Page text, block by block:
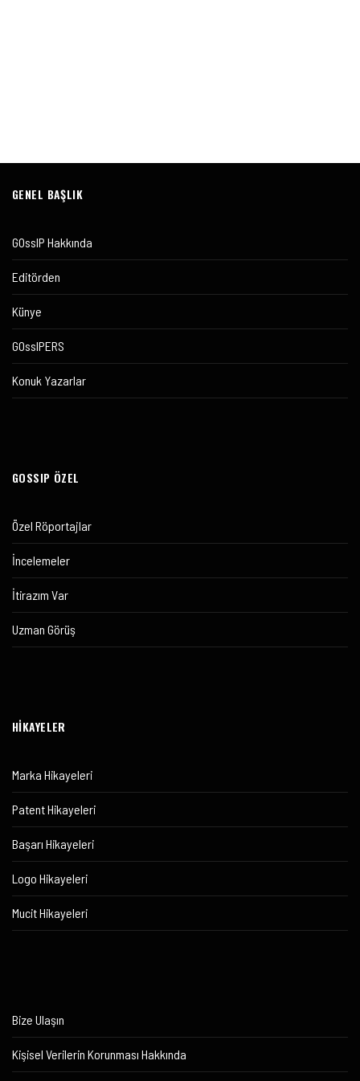
GENEL BAŞLIK
GOssIP Hakkında
Editörden
Künye
GOssIPERS
Konuk Yazarlar
GOSSIP ÖZEL
Özel Röportajlar
İncelemeler
İtirazım Var
Uzman Görüş
HİKAYELER
Marka Hikayeleri
Patent Hikayeleri
Başarı Hikayeleri
Logo Hikayeleri
Mucit Hikayeleri
Bize Ulaşın
Kişisel Verilerin Korunması Hakkında